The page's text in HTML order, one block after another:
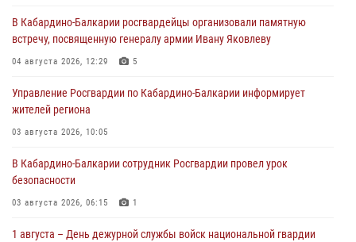
В Кабардино-Балкарии росгвардейцы организовали памятную
встречу, посвященную генералу армии Ивану Яковлеву
04 августа 2026, 12:29 5
Управление Росгвардии по Кабардино-Балкарии информирует
жителей региона
03 августа 2026, 10:05
В Кабардино‑Балкарии сотрудник Росгвардии провел урок
безопасности
03 августа 2026, 06:15 1
1 августа – День дежурной службы войск национальной гвардии